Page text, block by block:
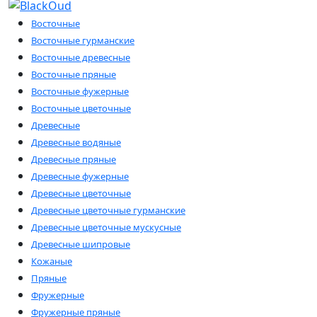
Diptyque
Dolce & Gabbana
Escada(9)
Escentric Molecules
Essential Parfums
Estee Lauder(1)
Ex Nihilo(16)
Floraiku(1)
Franck Boclet(2)
Frederic Malle(1)
Genyum(1)
Giardini Di Toscana
Giorgio Armani(16)
Givenchy(8)
Goldfield & Banks Australia
Gritty(1)
Gucci(2)
Guess(2)
Восточные
Восточные гурманские
Восточные древесные
Восточные пряные
Восточные фужерные
Восточные цветочные
Древесные
Древесные водяные
Древесные пряные
Древесные фужерные
Древесные цветочные
Древесные цветочные гурманские
Древесные цветочные мускусные
Древесные шипровые
Кожаные
Пряные
Фружерные
Фружерные пряные